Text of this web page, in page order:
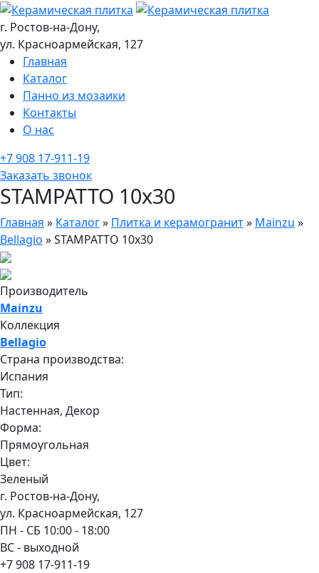
г. Ростов-на-Дону,
ул. Красноармейская, 127
Главная
Каталог
Панно из мозаики
Контакты
О нас
+7 908 17-911-19
Заказать звонок
STAMPATTO 10x30
Главная » Каталог» Плитка и керамогранит» Mainzu »
Bellagio »STAMPATTO 10x30
Производитель
Mainzu
Коллекция
Bellagio
Страна производства:
Испания
Тип:
Настенная, Декор
Форма:
Прямоугольная
Цвет:
Зеленый
г. Ростов-на-Дону,
ул. Красноармейская, 127
ПН - СБ 10:00 - 18:00
ВС - выходной
+7 908 17-911-19